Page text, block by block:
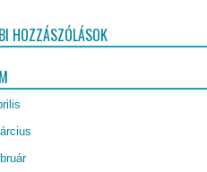
HOZZÁSZÓLÁSOK